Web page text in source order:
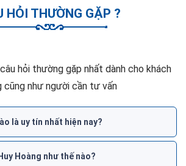
HỎI THƯỜNG GẶP ?
hỏi thường gặp nhất dành cho khách
cũng như người cần tư vấn
là uy tín nhất hiện nay?
Hoàng như thế nào?